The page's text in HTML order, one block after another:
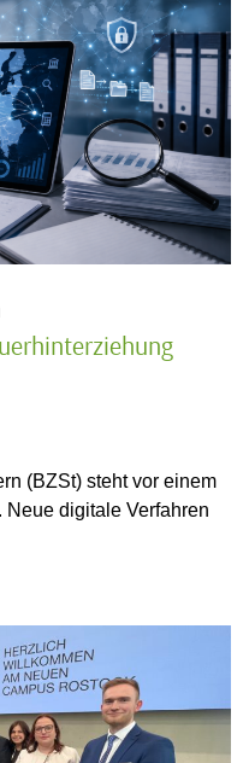
(BZSt) steht vor einem
digitale Verfahren